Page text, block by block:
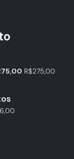
R$275,00